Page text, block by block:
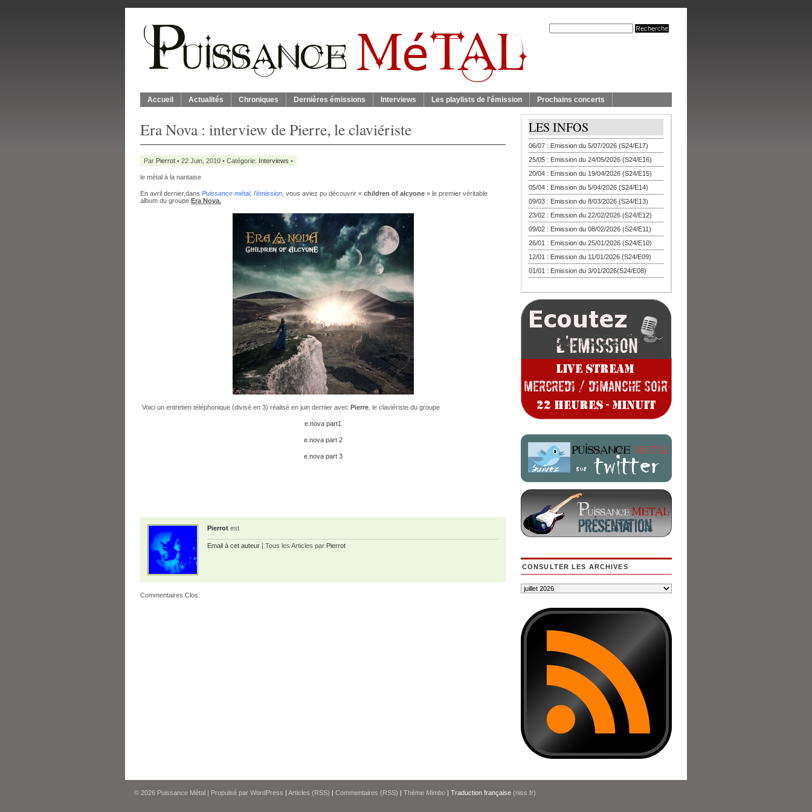
Accueil Actualités Chroniques Dernières émissions Interviews Les playlists de l'émission Prochains concerts
Era Nova : interview de Pierre, le claviériste
Par Pierrot • 22 Juin, 2010 • Catégorie: Interviews •
le métal à la nantaise
En avril dernier,dans Puissance métal, l’émission , vous aviez pu découvrir « children of alcyone » le premier véritable
album du groupe Era Nova.
Voici un entretien téléphonique (divisé en 3) réalisé en juin dernier avec Pierre , le claviériste du groupe
e.nova part1
e.nova part 2
e.nova part 3
Pierrot est
Email à cet auteur | Tous les Articles par Pierrot
Commentaires Clos.
LES INFOS
06/07 : Emission du 5/07/2026 (S24/E17)
25/05 : Emission du 24/05/2026 (S24/E16)
20/04 : Emission du 19/04/2026 (S24/E15)
05/04 : Emission du 5/04/2026 (S24/E14)
09/03 : Emission du 8/03/2026 (S24/E13)
23/02 : Emission du 22/02/2026 (S24/E12)
09/02 : Emission du 08/02/2026 (S24/E11)
26/01 : Emission du 25/01/2026 (S24/E10)
12/01 : Emission du 11/01/2026 (S24/E09)
01/01 : Emission du 3/01/2026(S24/E08)
CONSULTER LES ARCHIVES
© 2026 Puissance Métal | Propulsé par WordPress | Articles (RSS) | Commentaires (RSS) | Thème Mimbo | Traduction française (niss.fr)